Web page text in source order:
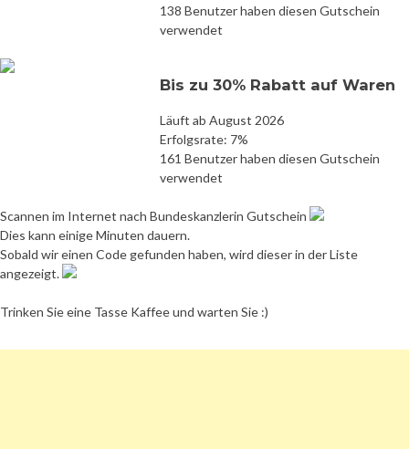
138 Benutzer haben diesen Gutschein
verwendet
Bis zu 30% Rabatt auf Waren
Läuft ab August 2026
Erfolgsrate: 7%
161 Benutzer haben diesen Gutschein
verwendet
Scannen im Internet nach Bundeskanzlerin Gutschein
Dies kann einige Minuten dauern.
Sobald wir einen Code gefunden haben, wird dieser in der Liste
angezeigt.
Trinken Sie eine Tasse Kaffee und warten Sie :)